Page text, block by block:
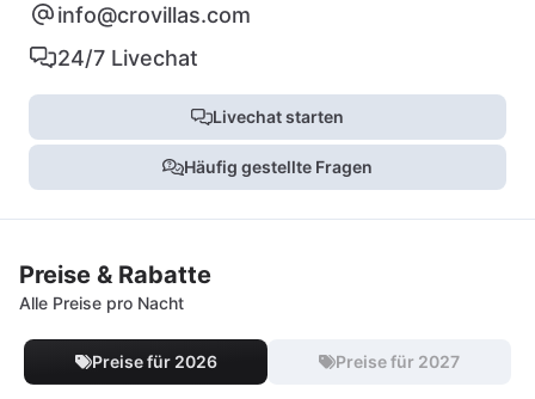
info@crovillas.com
24/7 Livechat
Livechat starten
Häufig gestellte Fragen
Preise & Rabatte
Alle Preise pro Nacht
Preise für 2026 Preise für 2027